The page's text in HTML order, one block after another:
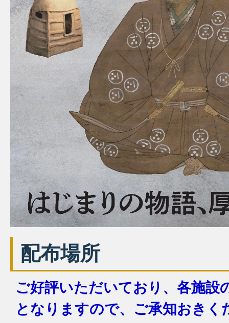
配布場所
ご好評いただいており、各施設
となりますので、ご承知おきく